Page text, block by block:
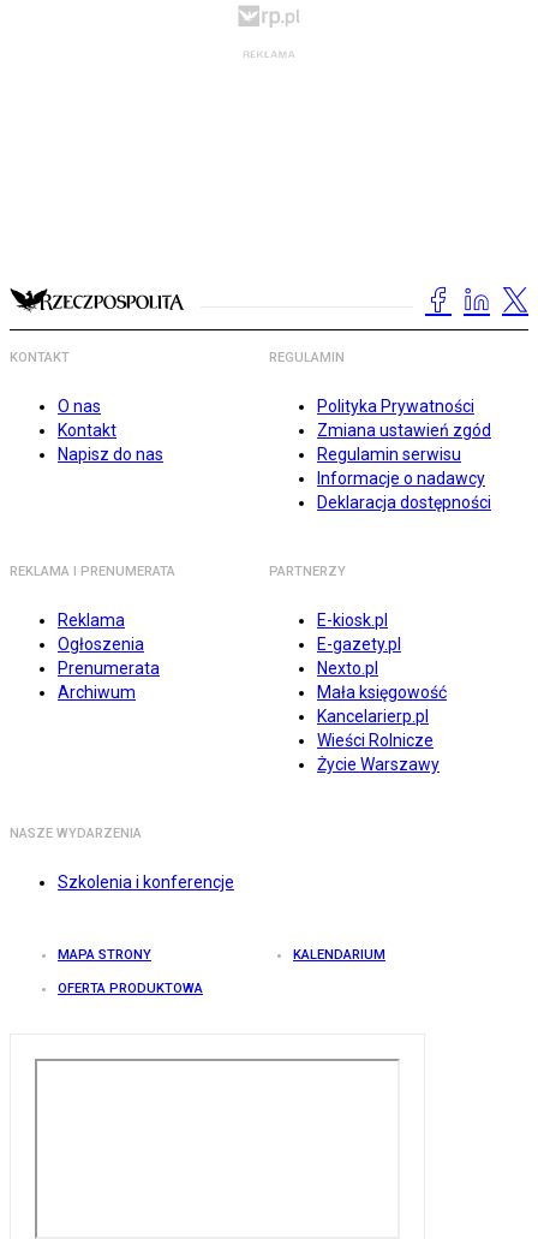
KONTAKT
O nas
Kontakt
Napisz do nas
REGULAMIN
Polityka Prywatności
Zmiana ustawień zgód
Regulamin serwisu
Informacje o nadawcy
Deklaracja dostępności
REKLAMA I PRENUMERATA
Reklama
Ogłoszenia
Prenumerata
Archiwum
PARTNERZY
E-kiosk.pl
E-gazety.pl
Nexto.pl
Mała księgowość
Kancelarierp.pl
Wieści Rolnicze
Życie Warszawy
NASZE WYDARZENIA
Szkolenia i konferencje
MAPA STRONY KALENDARIUM
OFERTA PRODUKTOWA